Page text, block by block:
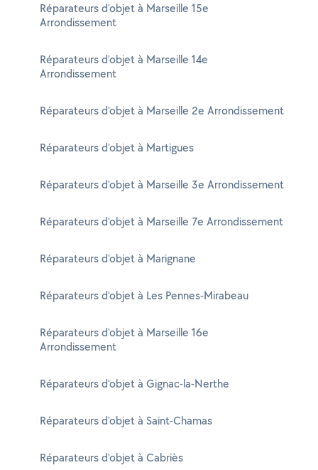
Réparateurs d'objet à Marseille 15e
Arrondissement
Réparateurs d'objet à Marseille 14e
Arrondissement
Réparateurs d'objet à Marseille 2e Arrondissement
Réparateurs d'objet à Martigues
Réparateurs d'objet à Marseille 3e Arrondissement
Réparateurs d'objet à Marseille 7e Arrondissement
Réparateurs d'objet à Marignane
Réparateurs d'objet à Les Pennes-Mirabeau
Réparateurs d'objet à Marseille 16e
Arrondissement
Réparateurs d'objet à Gignac-la-Nerthe
Réparateurs d'objet à Saint-Chamas
Réparateurs d'objet à Cabriès